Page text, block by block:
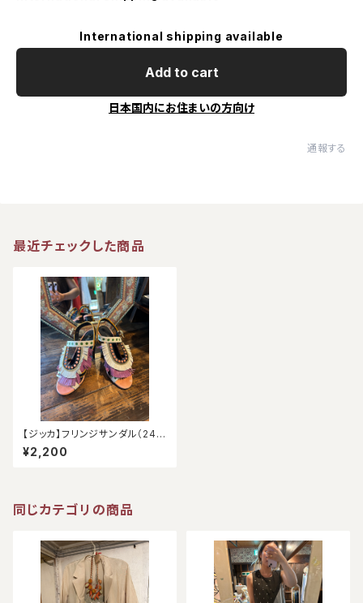
International shipping available
Add to cart
日本国内にお住まいの方向け
通報する
最近チェックした商品
【ジッカ】フリンジサンダル（24.
5）
¥2,200
同じカテゴリの商品